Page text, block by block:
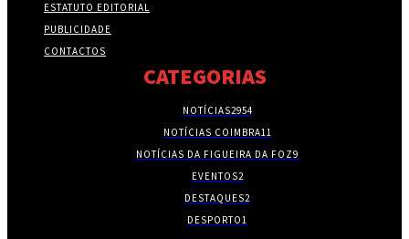
ESTATUTO EDITORIAL
PUBLICIDADE
CONTACTOS
CATEGORIAS
NOTÍCIAS2954
NOTÍCIAS COIMBRA11
NOTÍCIAS DA FIGUEIRA DA FOZ9
EVENTOS2
DESTAQUES2
DESPORTO1